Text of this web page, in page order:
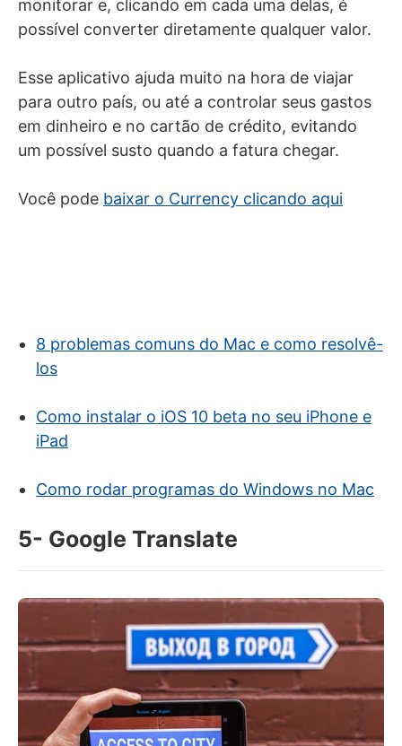
monitorar e, clicando em cada uma delas, é
possível converter diretamente qualquer valor.
Esse aplicativo ajuda muito na hora de viajar
para outro país, ou até a controlar seus gastos
em dinheiro e no cartão de crédito, evitando
um possível susto quando a fatura chegar.
Você pode baixar o Currency clicando aqui
8 problemas comuns do Mac e como resolvê-
los
Como instalar o iOS 10 beta no seu iPhone e
iPad
Como rodar programas do Windows no Mac
5- Google Translate